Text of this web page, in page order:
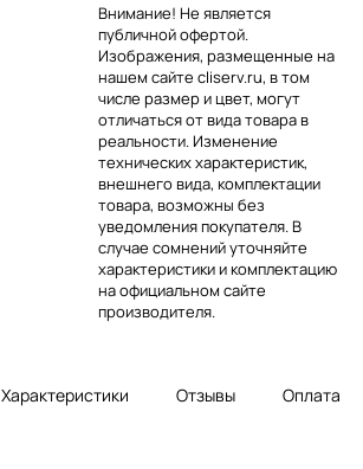
Внимание! Не является
публичной офертой.
Изображения, размещенные на
нашем сайте cliserv.ru, в том
числе размер и цвет, могут
отличаться от вида товара в
реальности. Изменение
технических характеристик,
внешнего вида, комплектации
товара, возможны без
уведомления покупателя. В
случае сомнений уточняйте
характеристики и комплектацию
на официальном сайте
производителя.
Характеристики Отзывы Оплата